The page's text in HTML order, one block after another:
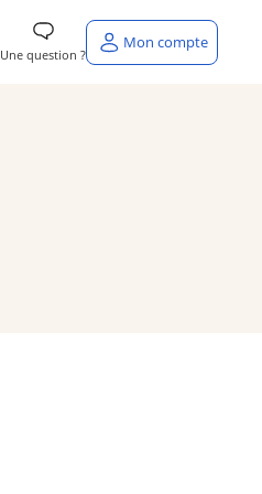
Une question ?
Mon compte